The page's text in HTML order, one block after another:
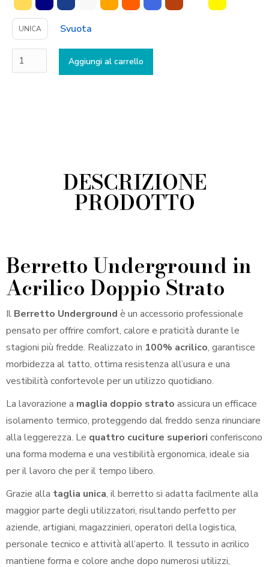
UNICA Svuota
Aggiungi al carrello
DESCRIZIONE
PRODOTTO
Berretto Underground in
Acrilico Doppio Strato
Il Berretto Underground è un accessorio professionale
pensato per offrire comfort, calore e praticità durante le
stagioni più fredde. Realizzato in 100% acrilico, garantisce
morbidezza al tatto, ottima resistenza all’usura e una
vestibilità confortevole per un utilizzo quotidiano.
La lavorazione a maglia doppio strato assicura un efficace
isolamento termico, proteggendo dal freddo senza rinunciare
alla leggerezza. Le quattro cuciture superiori conferiscono
una forma moderna e una vestibilità ergonomica, ideale sia
per il lavoro che per il tempo libero.
Grazie alla taglia unica, il berretto si adatta facilmente alla
maggior parte degli utilizzatori, risultando perfetto per
aziende, artigiani, magazzinieri, operatori della logistica,
personale tecnico e attività all’aperto. Il tessuto in acrilico
mantiene forma e colore anche dopo numerosi utilizzi,